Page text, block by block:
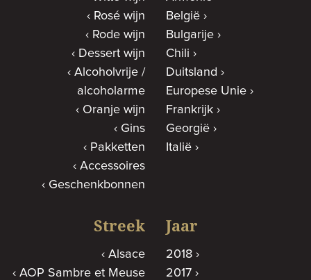
Rosé wijn
Rode wijn
Dessert wijn
Alcoholvrije /
alcoholarme
Oranje wijn
Gins
Pakketten
Accessoires
Geschenkbonnen
België
Bulgarije
Chili
Duitsland
Europese Unie
Frankrijk
Georgië
Italië
Streek
Alsace
AOP Sambre et Meuse
Jaar
2018
2017